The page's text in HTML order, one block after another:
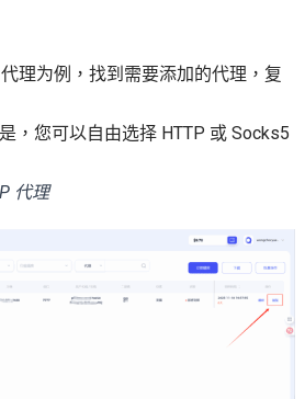
理为例，找到需要添加的代理，复
，您可以自由选择 HTTP 或 Socks5
代理